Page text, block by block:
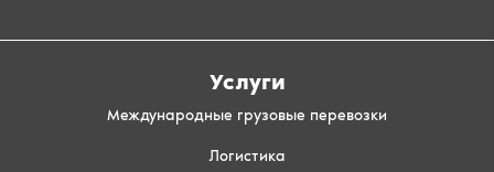
Услуги
Международные грузовые перевозки
Логистика